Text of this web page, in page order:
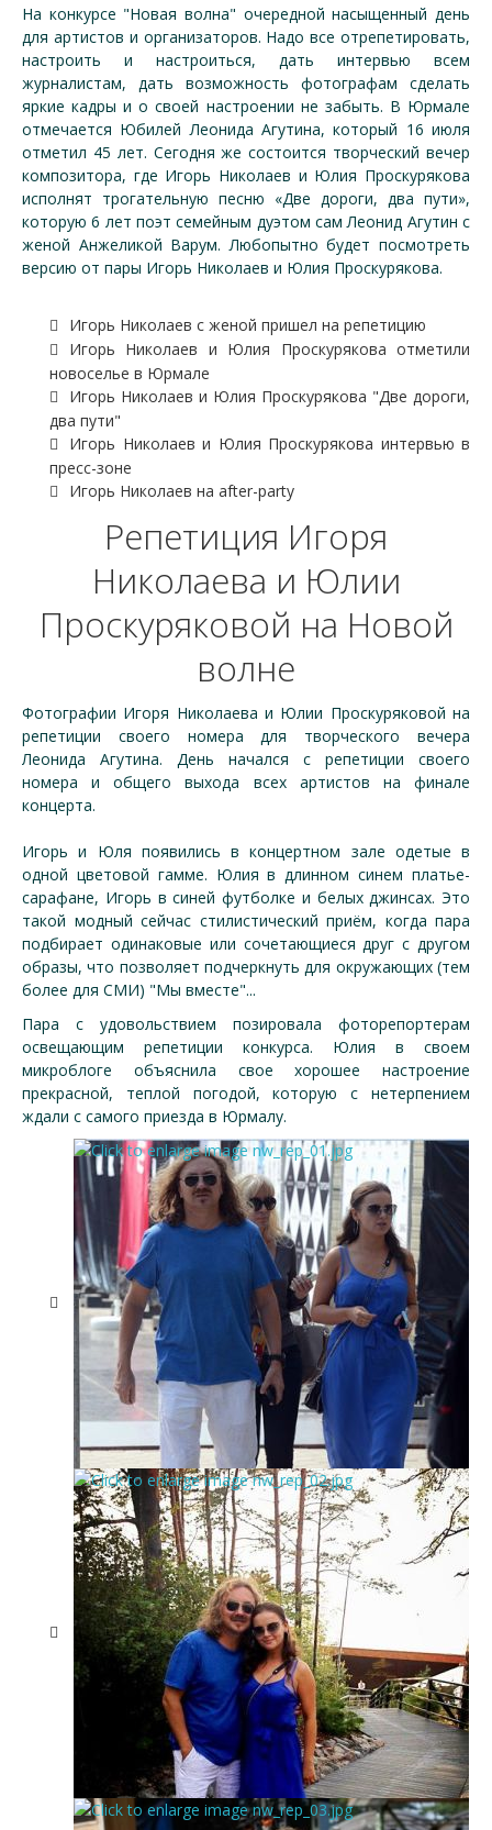
На конкурсе "Новая волна" очередной насыщенный день
для артистов и организаторов. Надо все отрепетировать,
настроить и настроиться, дать интервью всем
журналистам, дать возможность фотографам сделать
яркие кадры и о своей настроении не забыть. В Юрмале
отмечается Юбилей Леонида Агутина, который 16 июля
отметил 45 лет. Сегодня же состоится творческий вечер
композитора, где Игорь Николаев и Юлия Проскурякова
исполнят трогательную песню «Две дороги, два пути»,
которую 6 лет поэт семейным дуэтом сам Леонид Агутин с
женой Анжеликой Варум. Любопытно будет посмотреть
версию от пары Игорь Николаев и Юлия Проскурякова.
Игорь Николаев с женой пришел на репетицию
Игорь Николаев и Юлия Проскурякова отметили
новоселье в Юрмале
Игорь Николаев и Юлия Проскурякова "Две дороги,
два пути"
Игорь Николаев и Юлия Проскурякова интервью в
пресс-зоне
Игорь Николаев на after-party
Репетиция Игоря
Николаева и Юлии
Проскуряковой на Новой
волне
Фотографии Игоря Николаева и Юлии Проскуряковой на
репетиции своего номера для творческого вечера
Леонида Агутина. День начался с репетиции своего
номера и общего выхода всех артистов на финале
концерта.
Игорь и Юля появились в концертном зале одетые в
одной цветовой гамме. Юлия в длинном синем платье-
сарафане, Игорь в синей футболке и белых джинсах. Это
такой модный сейчас стилистический приём, когда пара
подбирает одинаковые или сочетающиеся друг с другом
образы, что позволяет подчеркнуть для окружающих (тем
более для СМИ) "Мы вместе"...
Пара с удовольствием позировала фоторепортерам
освещающим репетиции конкурса. Юлия в своем
микроблоге объяснила свое хорошее настроение
прекрасной, теплой погодой, которую с нетерпением
ждали с самого приезда в Юрмалу.